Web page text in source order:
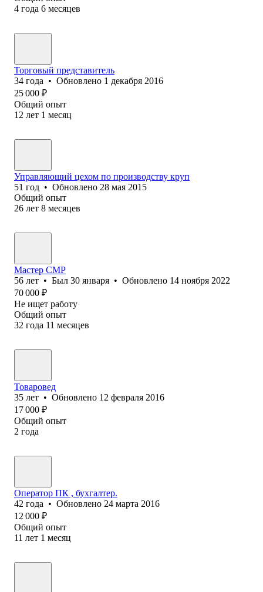
4 года 6 месяцев
Торговый представитель
34 года • Обновлено 1 декабря 2016
25 000 ₽
Общий опыт
12 лет 1 месяц
Управляющий цехом по производству круп
51 год • Обновлено 28 мая 2015
Общий опыт
26 лет 8 месяцев
Мастер СМР
56 лет • Был 30 января • Обновлено 14 ноября 2022
70 000 ₽
Не ищет работу
Общий опыт
32 года 11 месяцев
Товаровед
35 лет • Обновлено 12 февраля 2016
17 000 ₽
Общий опыт
2 года
Оператор ПК , бухгалтер.
42 года • Обновлено 24 марта 2016
12 000 ₽
Общий опыт
11 лет 1 месяц